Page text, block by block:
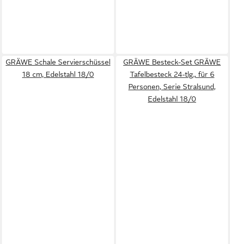
GRÄWE Schale Servierschüssel
18 cm, Edelstahl 18/0
GRÄWE Besteck-Set GRÄWE
Tafelbesteck 24-tlg., für 6
Personen, Serie Stralsund,
Edelstahl 18/0